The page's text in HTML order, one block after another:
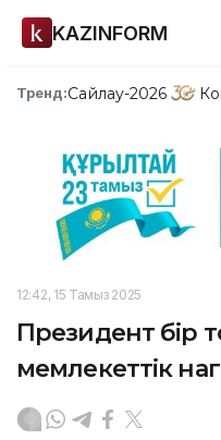
KAZINFORM
Тренд:Сайлау-2026
12:42, 15 Тамыз 2025
Президент бір
мемлекеттік